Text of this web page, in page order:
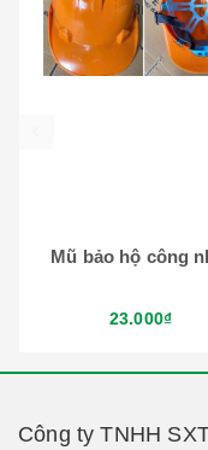
Mũ bảo hộ công
23.000₫
Công ty TNHH